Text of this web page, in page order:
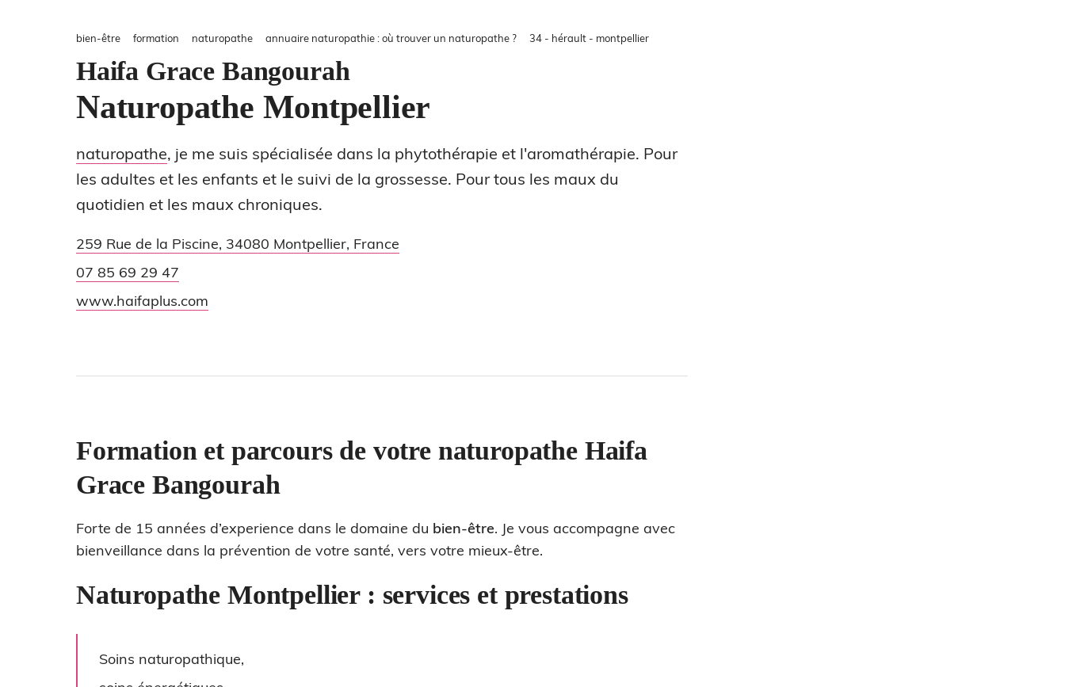
bien-être formation naturopathe annuaire naturopathie : où trouver un naturopathe ? 34 - hérault - montpellier
Haifa Grace Bangourah
Naturopathe Montpellier
naturopathe, je me suis spécialisée dans la phytothérapie et l'aromathérapie. Pour
les adultes et les enfants et le suivi de la grossesse. Pour tous les maux du
quotidien et les maux chroniques.
259 Rue de la Piscine, 34080 Montpellier, France
07 85 69 29 47
www.haifaplus.com
Formation et parcours de votre naturopathe Haifa
Grace Bangourah
Forte de 15 années d’experience dans le domaine du bien-être. Je vous accompagne avec
bienveillance dans la prévention de votre santé, vers votre mieux-être.
Naturopathe Montpellier : services et prestations
Soins naturopathique,